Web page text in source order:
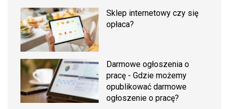
Sklep internetowy czy się
opłaca?
Darmowe ogłoszenia o
pracę - Gdzie możemy
opublikować darmowe
ogłoszenie o pracę?